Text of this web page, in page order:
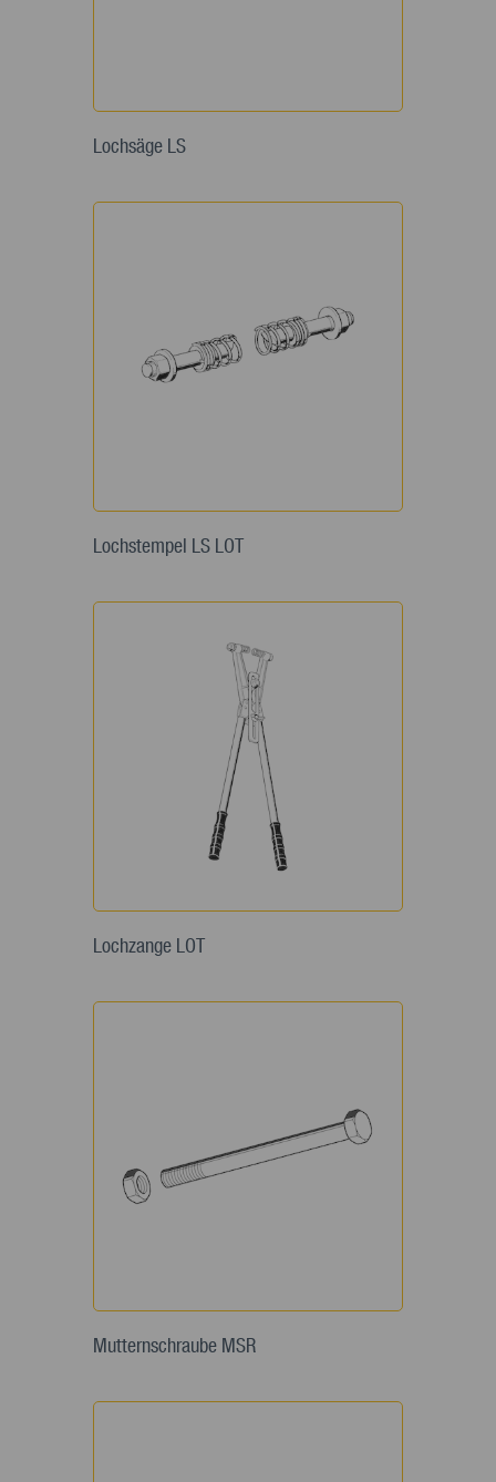
Lochsäge LS
Lochstempel LS LOT
Lochzange LOT
Mutternschraube MSR